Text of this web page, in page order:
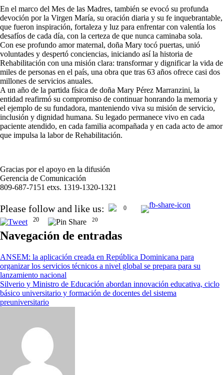
En el marco del Mes de las Madres, también se evocó su profunda
devoción por la Virgen María, su oración diaria y su fe inquebrantable,
que fueron inspiración, fortaleza y luz para enfrentar con valentía los
desafíos de cada día, con la certeza de que nunca caminaba sola.
Con ese profundo amor maternal, doña Mary tocó puertas, unió
voluntades y despertó conciencias, iniciando así la historia de
Rehabilitación con una misión clara: transformar y dignificar la vida de
miles de personas en el país, una obra que tras 63 años ofrece casi dos
millones de servicios anuales.
A un año de la partida física de doña Mary Pérez Marranzini, la
entidad reafirmó su compromiso de continuar honrando la memoria y
el ejemplo de su fundadora, manteniendo viva su misión de servicio,
inclusión y dignidad humana. Su legado permanece vivo en cada
paciente atendido, en cada familia acompañada y en cada acto de amor
que impulsa la labor de Rehabilitación.
Gracias por el apoyo en la difusión
Gerencia de Comunicación
809-687-7151 etxs. 1319-1320-1321
Please follow and like us:
0
20
20
Navegación de entradas
ANSEM: la aplicación creada en República Dominicana para
organizar los servicios técnicos a nivel global se prepara para su
lanzamiento nacional
Silverio y Ministro de Educación abordan innovación educativa, ciclo
básico universitario y formación de docentes del sistema
preuniversitario